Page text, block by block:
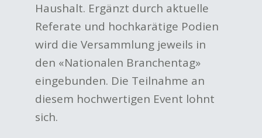
Haushalt. Ergänzt durch aktuelle
Referate und hochkarätige Podien
wird die Versammlung jeweils in
den «Nationalen Branchentag»
eingebunden. Die Teilnahme an
diesem hochwertigen Event lohnt
sich.